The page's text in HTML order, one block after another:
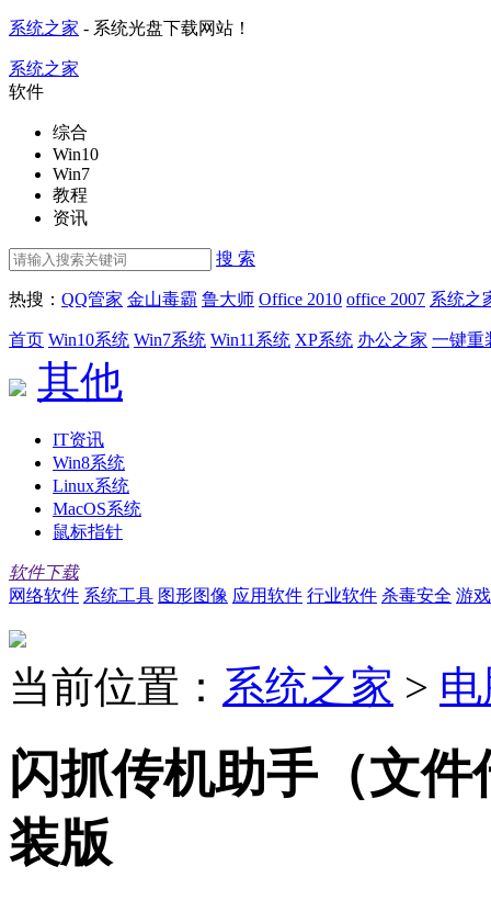
系统之家 - 系统光盘下载网站！
系统之家
软件
综合
Win10
Win7
教程
资讯
搜 索
热搜： QQ管家 金山毒霸 鲁大师 Office 2010 office 2007 系统之
首页 Win10系统 Win7系统 Win11系统 XP系统 办公之家 一键重
其他
IT资讯
Win8系统
Linux系统
MacOS系统
鼠标指针
软件下载
网络软件 系统工具 图形图像 应用软件 行业软件 杀毒安全 游
当前位置： 系统之家 >
闪抓传机助手（文
装版